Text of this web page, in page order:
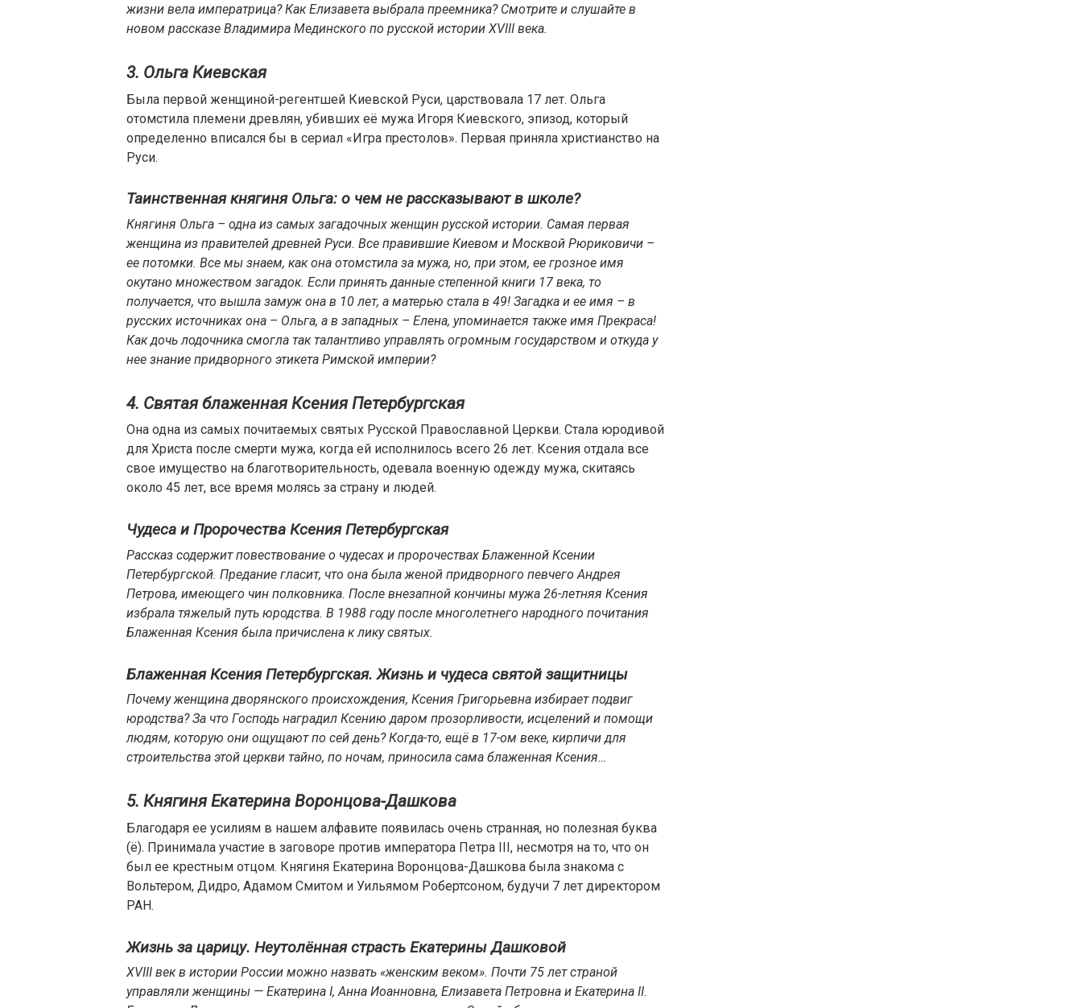
жизни вела императрица? Как Елизавета выбрала преемника? Смотрите и слушайте в
новом рассказе Владимира Мединского по русской истории XVIII века.
3. Ольга Киевская
Была первой женщиной-регентшей Киевской Руси, царствовала 17 лет. Ольга
отомстила племени древлян, убивших её мужа Игоря Киевского, эпизод, который
определенно вписался бы в сериал «Игра престолов». Первая приняла христианство на
Руси.
Таинственная княгиня Ольга: о чем не рассказывают в школе?
Княгиня Ольга – одна из самых загадочных женщин русской истории. Самая первая
женщина из правителей древней Руси. Все правившие Киевом и Москвой Рюриковичи –
ее потомки. Все мы знаем, как она отомстила за мужа, но, при этом, ее грозное имя
окутано множеством загадок. Если принять данные степенной книги 17 века, то
получается, что вышла замуж она в 10 лет, а матерью стала в 49! Загадка и ее имя – в
русских источниках она – Ольга, а в западных – Елена, упоминается также имя Прекраса!
Как дочь лодочника смогла так талантливо управлять огромным государством и откуда у
нее знание придворного этикета Римской империи?
4. Святая блаженная Ксения Петербургская
Она одна из самых почитаемых святых Русской Православной Церкви. Стала юродивой
для Христа после смерти мужа, когда ей исполнилось всего 26 лет. Ксения отдала все
свое имущество на благотворительность, одевала военную одежду мужа, скитаясь
около 45 лет, все время молясь за страну и людей.
Чудеса и Пророчества Ксения Петербургская
Рассказ содержит повествование о чудесах и пророчествах Блаженной Ксении
Петербургской. Предание гласит, что она была женой придворного певчего Андрея
Петрова, имеющего чин полковника. После внезапной кончины мужа 26-летняя Ксения
избрала тяжелый путь юродства. В 1988 году после многолетнего народного почитания
Блаженная Ксения была причислена к лику святых.
Блаженная Ксения Петербургская. Жизнь и чудеса святой защитницы
Почему женщина дворянского происхождения, Ксения Григорьевна избирает подвиг
юродства? За что Господь наградил Ксению даром прозорливости, исцелений и помощи
людям, которую они ощущают по сей день? Когда-то, ещё в 17-ом веке, кирпичи для
строительства этой церкви тайно, по ночам, приносила сама блаженная Ксения…
5. Княгиня Екатерина Воронцова-Дашкова
Благодаря ее усилиям в нашем алфавите появилась очень странная, но полезная буква
(ё). Принимала участие в заговоре против императора Петра III, несмотря на то, что он
был ее крестным отцом. Княгиня Екатерина Воронцова-Дашкова была знакома с
Вольтером, Дидро, Адамом Смитом и Уильямом Робертсоном, будучи 7 лет директором
РАН.
Жизнь за царицу. Неутолённая страсть Екатерины Дашковой
XVIII век в истории России можно назвать «женским веком». Почти 75 лет страной
управляли женщины — Екатерина I, Анна Иоанновна, Елизавета Петровна и Екатерина II.